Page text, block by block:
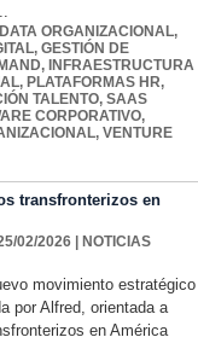
DATA ORGANIZACIONAL,
, GESTIÓN DE
, INFRAESTRUCTURA
, PLATAFORMAS HR,
TALENTO, SAAS
CORPORATIVO,
, VENTURE
transfronterizos en
02/2026
NOTICIAS
movimiento estratégico
por Alfred, orientada a
en América